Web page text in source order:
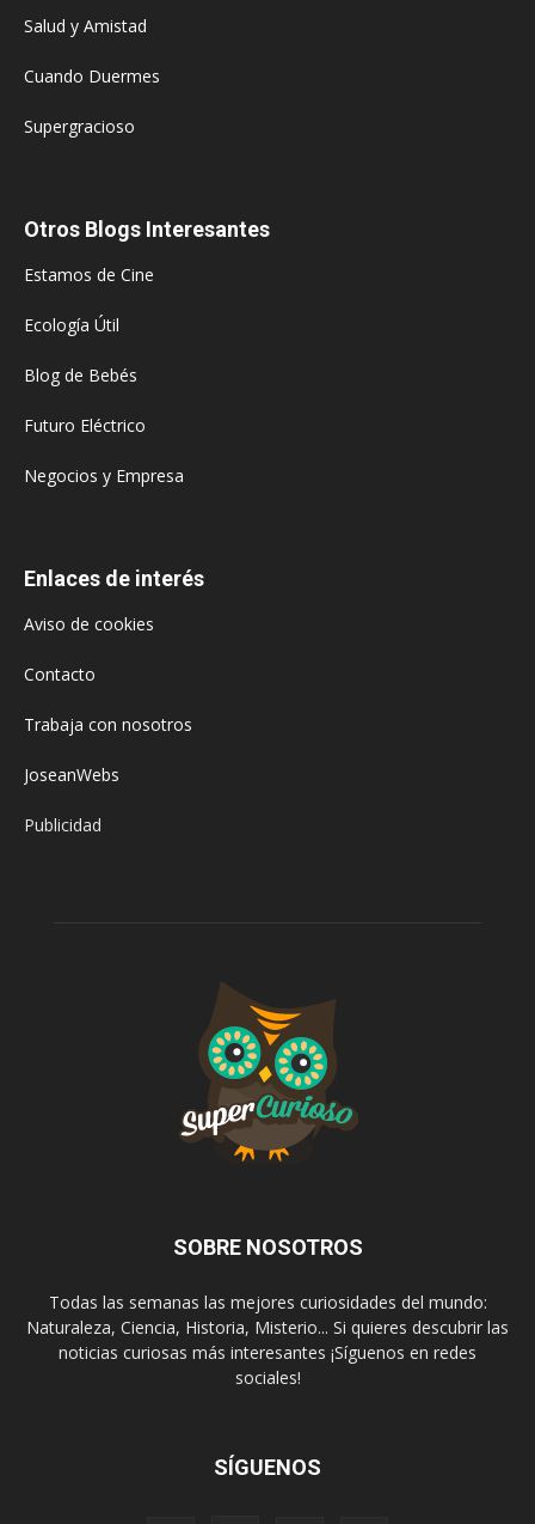
Salud y Amistad
Cuando Duermes
Supergracioso
Otros Blogs Interesantes
Estamos de Cine
Ecología Útil
Blog de Bebés
Futuro Eléctrico
Negocios y Empresa
Enlaces de interés
Aviso de cookies
Contacto
Trabaja con nosotros
JoseanWebs
Publicidad
SOBRE NOSOTROS
Todas las semanas las mejores curiosidades del mundo:
Naturaleza, Ciencia, Historia, Misterio... Si quieres descubrir las
noticias curiosas más interesantes ¡Síguenos en redes
sociales!
SÍGUENOS